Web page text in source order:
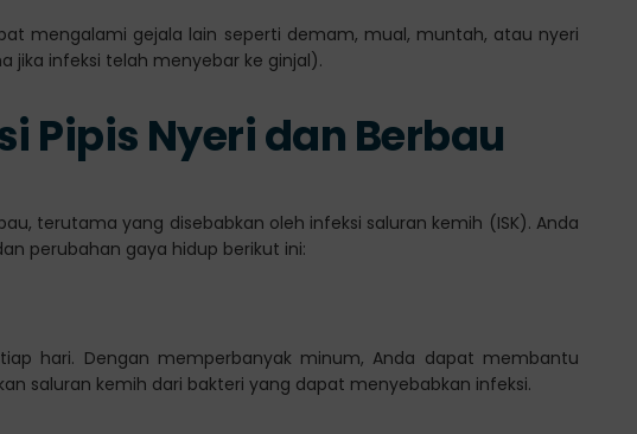
mengalami gejala lain seperti demam, mual, muntah, atau nyeri
jika infeksi telah menyebar ke ginjal).
Pipis Nyeri dan Berbau
terutama yang disebabkan oleh infeksi saluran kemih (ISK). Anda
perubahan gaya hidup berikut ini:
hari. Dengan memperbanyak minum, Anda dapat membantu
saluran kemih dari bakteri yang dapat menyebabkan infeksi.